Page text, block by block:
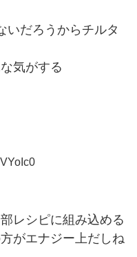
いだろうからチルタ
気がする
レシピに組み込める
がエナジー上だしね